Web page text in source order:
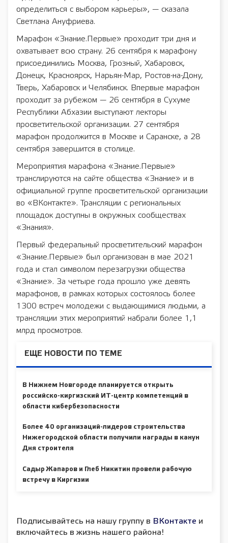
определиться с выбором карьеры», — сказала
Светлана Ануфриева.
Марафон «Знание.Первые» проходит три дня и
охватывает всю страну. 26 сентября к марафону
присоединились Москва, Грозный, Хабаровск,
Донецк, Красноярск, Нарьян-Мар, Ростов-на-Дону,
Тверь, Хабаровск и Челябинск. Впервые марафон
проходит за рубежом — 26 сентября в Сухуме
Республики Абхазии выступают лекторы
просветительской организации. 27 сентября
марафон продолжится в Москве и Саранске, а 28
сентября завершится в столице.
Мероприятия марафона «Знание.Первые»
транслируются на сайте общества «Знание» и в
официальной группе просветительской организации
во «ВКонтакте». Трансляции с региональных
площадок доступны в окружных сообществах
«Знания».
Первый федеральный просветительский марафон
«Знание.Первые» был организован в мае 2021
года и стал символом перезагрузки общества
«Знание». За четыре года прошло уже девять
марафонов, в рамках которых состоялось более
1300 встреч молодежи с выдающимися людьми, а
трансляции этих мероприятий набрали более 1,1
млрд просмотров.
ЕЩЕ НОВОСТИ ПО ТЕМЕ
В Нижнем Новгороде планируется открыть
российско-киргизский ИТ-центр компетенций в
области кибербезопасности
Более 40 организаций-лидеров строительства
Нижегородской области получили награды в канун
Дня строителя
Садыр Жапаров и Глеб Никитин провели рабочую
встречу в Киргизии
Подписывайтесь на нашу группу в ВКонтакте и
включайтесь в жизнь нашего района!